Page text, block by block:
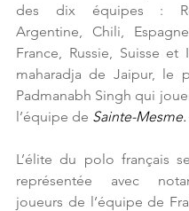
des dix équipes :
Argentine, Chili,
France, Russie, Suisse et
maharadja de Jaipur, le
Padmanabh Singh qui
l’équipe de Sainte-Mesme.
L’élite du polo français
représentée avec
joueurs de l’équipe de